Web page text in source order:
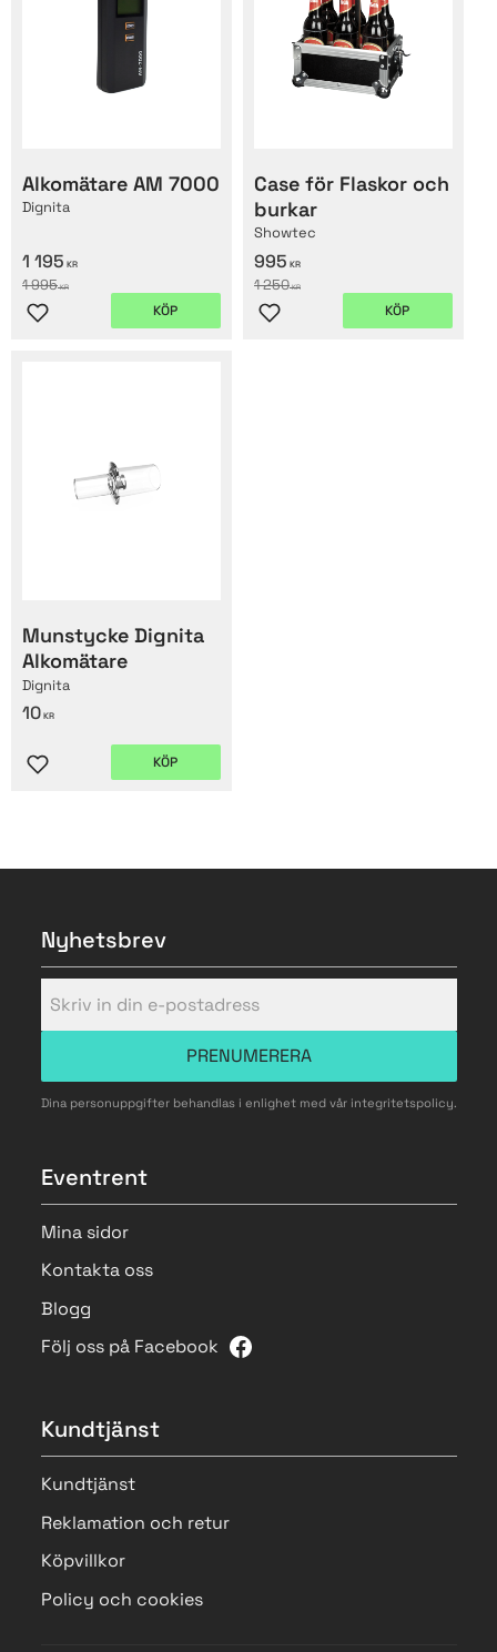
Alkomätare AM 7000
Dignita
1 195 KR
1 995KR
Lägg till i favoriter
KÖP
Case för Flaskor och
burkar
Showtec
995 KR
1 250KR
Lägg till i favoriter
KÖP
Munstycke Dignita
Alkomätare
Dignita
10 KR
Lägg till i favoriter
KÖP
Nyhetsbrev
PRENUMERERA
Dina personuppgifter behandlas i enlighet med vår integritetspolicy.
Eventrent
Mina sidor
Kontakta oss
Blogg
Följ oss på Facebook
Kundtjänst
Kundtjänst
Reklamation och retur
Köpvillkor
Policy och cookies